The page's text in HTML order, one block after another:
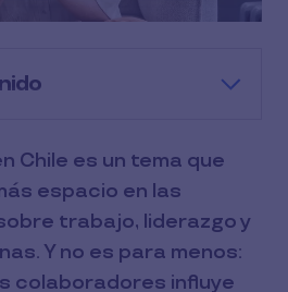
Chile es un tema que
espacio en las
trabajo, liderazgo y
Y no es para menos:
colaboradores influye